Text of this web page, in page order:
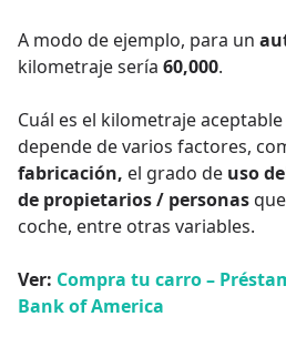
A modo de ejemplo, para un
kilometraje sería 60,000.
Cuál es el kilometraje
depende de varios factores,
fabricación, el grado de uso
de propietarios / personas
coche, entre otras variables.
Ver: Compra tu carro –
Bank of America